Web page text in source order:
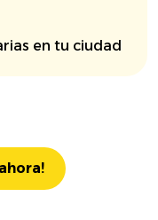
en tu ciudad